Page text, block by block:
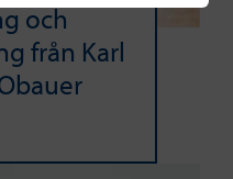
och
från Karl